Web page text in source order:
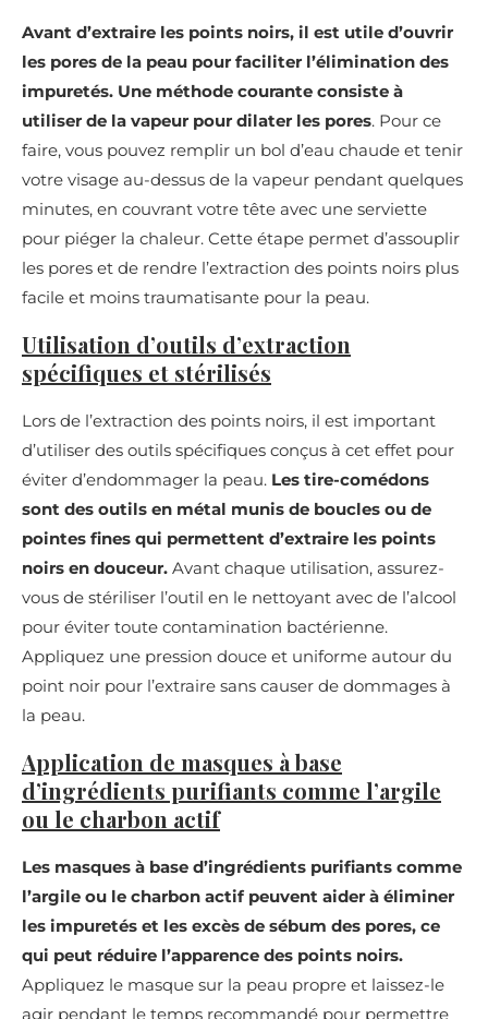
Avant d’extraire les points noirs, il est utile d’ouvrir
les pores de la peau pour faciliter l’élimination des
impuretés. Une méthode courante consiste à
utiliser de la vapeur pour dilater les pores. Pour ce
faire, vous pouvez remplir un bol d’eau chaude et tenir
votre visage au-dessus de la vapeur pendant quelques
minutes, en couvrant votre tête avec une serviette
pour piéger la chaleur. Cette étape permet d’assouplir
les pores et de rendre l’extraction des points noirs plus
facile et moins traumatisante pour la peau.
Utilisation d’outils d’extraction
spécifiques et stérilisés
Lors de l’extraction des points noirs, il est important
d’utiliser des outils spécifiques conçus à cet effet pour
éviter d’endommager la peau. Les tire-comédons
sont des outils en métal munis de boucles ou de
pointes fines qui permettent d’extraire les points
noirs en douceur. Avant chaque utilisation, assurez-
vous de stériliser l’outil en le nettoyant avec de l’alcool
pour éviter toute contamination bactérienne.
Appliquez une pression douce et uniforme autour du
point noir pour l’extraire sans causer de dommages à
la peau.
Application de masques à base
d’ingrédients purifiants comme l’argile
ou le charbon actif
Les masques à base d’ingrédients purifiants comme
l’argile ou le charbon actif peuvent aider à éliminer
les impuretés et les excès de sébum des pores, ce
qui peut réduire l’apparence des points noirs.
Appliquez le masque sur la peau propre et laissez-le
agir pendant le temps recommandé pour permettre